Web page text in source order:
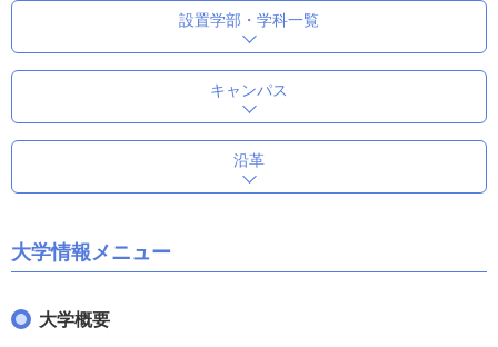
設置学部・学科一覧
キャンパス
沿革
大学情報メニュー
大学概要